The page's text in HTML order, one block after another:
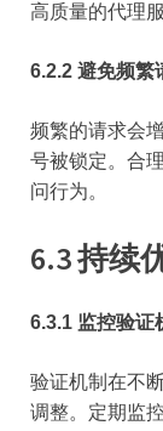
高质量的代理
6.2.2 避免频繁
频繁的请求会
号被锁定。合
问行为。
6.3 持续
6.3.1 监控验证
验证机制在不
调整。定期监